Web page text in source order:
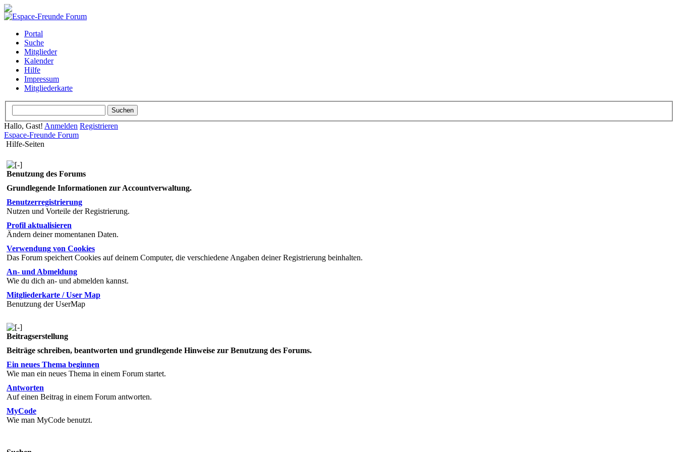
Portal
Suche
Mitglieder
Kalender
Hilfe
Impressum
Mitgliederkarte
Hallo, Gast! Anmelden Registrieren
Espace-Freunde Forum
Hilfe-Seiten
Benutzung des Forums
Grundlegende Informationen zur Accountverwaltung.
Benutzerregistrierung
Nutzen und Vorteile der Registrierung.
Profil aktualisieren
Ändern deiner momentanen Daten.
Verwendung von Cookies
Das Forum speichert Cookies auf deinem Computer, die verschiedene Angaben deiner Registrierung beinhalten.
An- und Abmeldung
Wie du dich an- und abmelden kannst.
Mitgliederkarte / User Map
Benutzung der UserMap
Beitragserstellung
Beiträge schreiben, beantworten und grundlegende Hinweise zur Benutzung des Forums.
Ein neues Thema beginnen
Wie man ein neues Thema in einem Forum startet.
Antworten
Auf einen Beitrag in einem Forum antworten.
MyCode
Wie man MyCode benutzt.